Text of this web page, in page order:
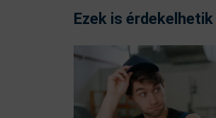
Ezek is érdekelhetik